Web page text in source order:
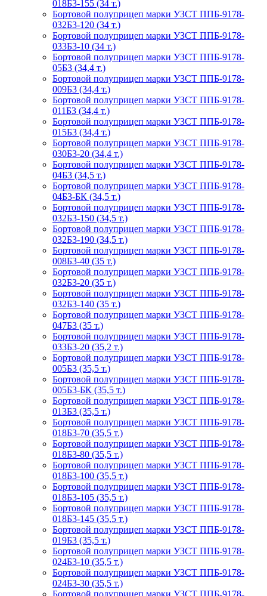
018Б3-155 (34 т.)
Бортовой полуприцеп марки УЗСТ ППБ-9178-
032Б3-120 (34 т.)
Бортовой полуприцеп марки УЗСТ ППБ-9178-
033Б3-10 (34 т.)
Бортовой полуприцеп марки УЗСТ ППБ-9178-
05Б3 (34,4 т.)
Бортовой полуприцеп марки УЗСТ ППБ-9178-
009Б3 (34,4 т.)
Бортовой полуприцеп марки УЗСТ ППБ-9178-
011Б3 (34,4 т.)
Бортовой полуприцеп марки УЗСТ ППБ-9178-
015Б3 (34,4 т.)
Бортовой полуприцеп марки УЗСТ ППБ-9178-
030Б3-20 (34,4 т.)
Бортовой полуприцеп марки УЗСТ ППБ-9178-
04Б3 (34,5 т.)
Бортовой полуприцеп марки УЗСТ ППБ-9178-
04Б3-БК (34,5 т.)
Бортовой полуприцеп марки УЗСТ ППБ-9178-
032Б3-150 (34,5 т.)
Бортовой полуприцеп марки УЗСТ ППБ-9178-
032Б3-190 (34,5 т.)
Бортовой полуприцеп марки УЗСТ ППБ-9178-
008Б3-40 (35 т.)
Бортовой полуприцеп марки УЗСТ ППБ-9178-
032Б3-20 (35 т.)
Бортовой полуприцеп марки УЗСТ ППБ-9178-
032Б3-140 (35 т.)
Бортовой полуприцеп марки УЗСТ ППБ-9178-
047Б3 (35 т.)
Бортовой полуприцеп марки УЗСТ ППБ-9178-
033Б3-20 (35,2 т.)
Бортовой полуприцеп марки УЗСТ ППБ-9178-
005Б3 (35,5 т.)
Бортовой полуприцеп марки УЗСТ ППБ-9178-
005Б3-БК (35,5 т.)
Бортовой полуприцеп марки УЗСТ ППБ-9178-
013Б3 (35,5 т.)
Бортовой полуприцеп марки УЗСТ ППБ-9178-
018Б3-70 (35,5 т.)
Бортовой полуприцеп марки УЗСТ ППБ-9178-
018Б3-80 (35,5 т.)
Бортовой полуприцеп марки УЗСТ ППБ-9178-
018Б3-100 (35,5 т.)
Бортовой полуприцеп марки УЗСТ ППБ-9178-
018Б3-105 (35,5 т.)
Бортовой полуприцеп марки УЗСТ ППБ-9178-
018Б3-145 (35,5 т.)
Бортовой полуприцеп марки УЗСТ ППБ-9178-
019Б3 (35,5 т.)
Бортовой полуприцеп марки УЗСТ ППБ-9178-
024Б3-10 (35,5 т.)
Бортовой полуприцеп марки УЗСТ ППБ-9178-
024Б3-30 (35,5 т.)
Бортовой полуприцеп марки УЗСТ ППБ-9178-